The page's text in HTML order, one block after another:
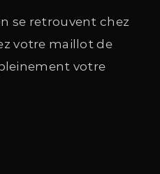
se retrouvent chez
votre maillot de
votre